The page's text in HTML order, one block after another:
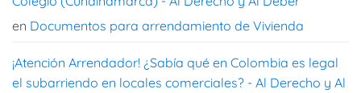
en Documentos para arrendamiento de Vivienda
¡Atención Arrendador! ¿Sabía qué en Colombia es legal
el subarriendo en locales comerciales? - Al Derecho y Al